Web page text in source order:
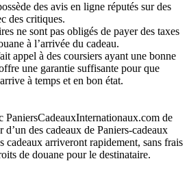
des avis en ligne réputés sur des
des critiques.
ne sont pas obligés de payer des taxes
à l’arrivée du cadeau.
appel à des coursiers ayant une bonne
une garantie suffisante pour que
à temps et en bon état.
PaniersCadeauxInternationaux.com de
d’un des cadeaux de Paniers-cadeaux
cadeaux arriveront rapidement, sans frais
de douane pour le destinataire.